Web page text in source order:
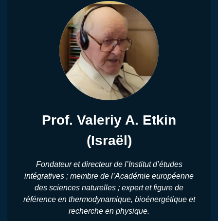
Prof. Valeriy A. Etkin
(Israël)
Fondateur et directeur de l’Institut d’études
intégratives ; membre de l’Académie européenne
des sciences naturelles ; expert et figure de
référence en thermodynamique, bioénergétique et
recherche en physique.